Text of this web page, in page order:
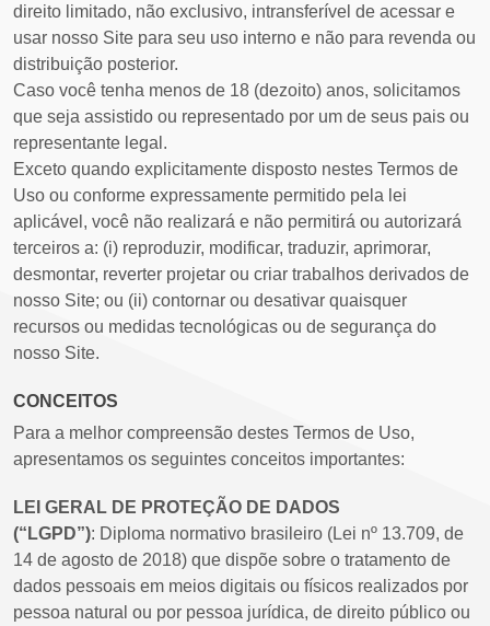
direito limitado, não exclusivo, intransferível de acessar e
usar nosso Site para seu uso interno e não para revenda ou
distribuição posterior.
Caso você tenha menos de 18 (dezoito) anos, solicitamos
que seja assistido ou representado por um de seus pais ou
representante legal.
Exceto quando explicitamente disposto nestes Termos de
Uso ou conforme expressamente permitido pela lei
aplicável, você não realizará e não permitirá ou autorizará
terceiros a: (i) reproduzir, modificar, traduzir, aprimorar,
desmontar, reverter projetar ou criar trabalhos derivados de
nosso Site; ou (ii) contornar ou desativar quaisquer
recursos ou medidas tecnológicas ou de segurança do
nosso Site.
CONCEITOS
Para a melhor compreensão destes Termos de Uso,
apresentamos os seguintes conceitos importantes:
LEI GERAL DE PROTEÇÃO DE DADOS
(“LGPD”): Diploma normativo brasileiro (Lei nº 13.709, de
14 de agosto de 2018) que dispõe sobre o tratamento de
dados pessoais em meios digitais ou físicos realizados por
pessoa natural ou por pessoa jurídica, de direito público ou